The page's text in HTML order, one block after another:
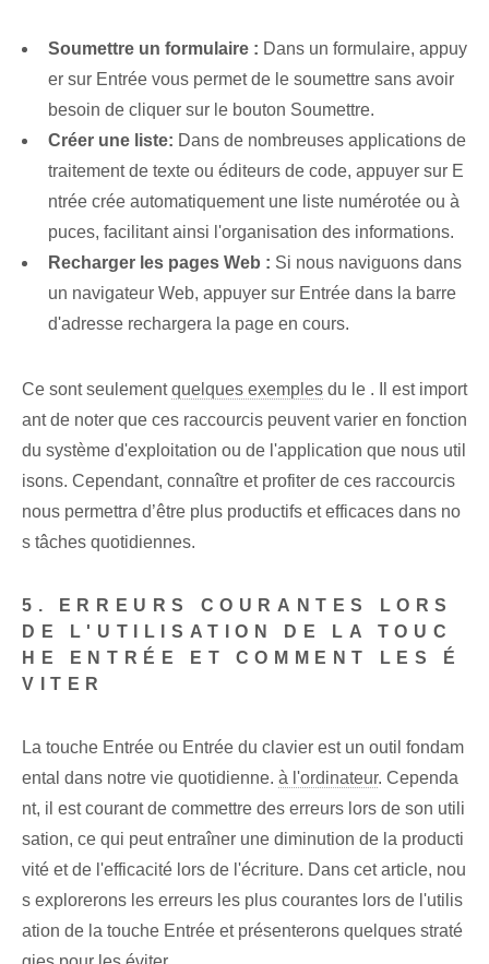
Soumettre un formulaire : Dans un formulaire, appuy
er sur Entrée vous permet de le soumettre sans avoir
besoin de cliquer sur le bouton Soumettre.
Créer une liste: Dans de nombreuses applications de
traitement de texte ou éditeurs de code, appuyer sur E
ntrée crée automatiquement une liste numérotée ou à
puces, facilitant ainsi l'organisation des informations.
Recharger les pages Web : Si nous naviguons dans
un navigateur Web, appuyer sur Entrée dans la barre
d'adresse rechargera la page en cours.
Ce sont⁣ seulement⁢quelques exemples du ⁢le . Il est import
ant de noter que ces raccourcis peuvent varier en fonction
du système d'exploitation ou de l'application que nous util
isons. Cependant, connaître et profiter de ces raccourcis
nous permettra d’être plus productifs et efficaces dans no
s tâches quotidiennes.
5. ERREURS COURANTES LORS
DE L'UTILISATION DE LA TOUC
HE ENTRÉE ET COMMENT LES É
VITER
La touche Entrée ou Entrée du clavier est un outil fondam
ental dans notre vie quotidienne. à l'ordinateur. Cependa
nt, il est courant de commettre des erreurs lors de son utili
sation, ce qui peut entraîner une diminution de la producti
vité et de l'efficacité lors de l'écriture. Dans cet article, nou
s explorerons les erreurs les plus courantes lors de l'utilis
ation de la touche Entrée et présenterons quelques straté